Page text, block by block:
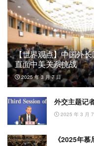
【世界观点】中国外
直面中美关系挑战
2025 年 3 月 7 日
外交主题记
2025 年 3 月
《2025年